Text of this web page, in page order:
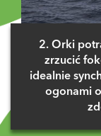
2. Orki
zrzucić
idealnie
ogonami